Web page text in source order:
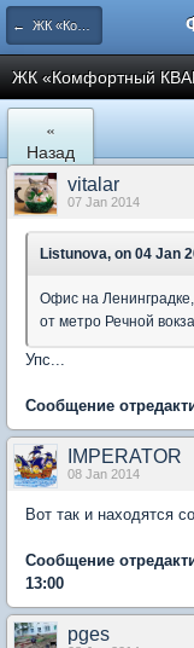
← ЖК «Комфортный КВАРТАЛ»
ЖК «Комфортный
«
Назад
vitalar
07 Jan 2014
Listunova, on 04 Jan
Офис на
от метро Речной
Упс...
Сообщение
IMPERATOR
08 Jan 2014
Вот так и находятся
Сообщение
13:00
pges